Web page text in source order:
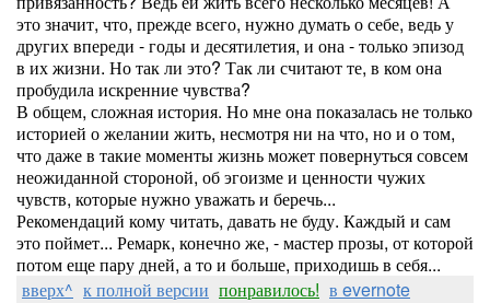
это значит, что, прежде всего, нужно думать о себе, ведь у
других впереди - годы и десятилетия, и она - только эпизод
в их жизни. Но так ли это? Так ли считают те, в ком она
пробудила искренние чувства?
В общем, сложная история. Но мне она показалась не только
историей о желании жить, несмотря ни на что, но и о том,
что даже в такие моменты жизнь может повернуться совсем
неожиданной стороной, об эгоизме и ценности чужих
чувств, которые нужно уважать и беречь...
Рекомендаций кому читать, давать не буду. Каждый и сам
это поймет... Ремарк, конечно же, - мастер прозы, от которой
потом еще пару дней, а то и больше, приходишь в себя...
вверх^ к полной версии понравилось! в evernote